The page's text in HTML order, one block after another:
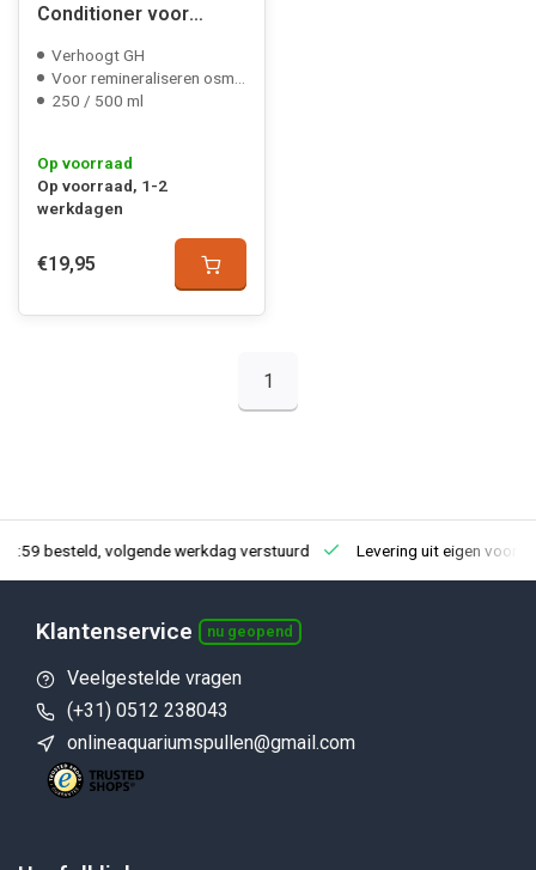
Conditioner voor
Verhoogt GH
Voor remineraliseren osmose/regenwater
250 / 500 ml
Op voorraad
Op voorraad, 1-2
werkdagen
€19,95
1
besteld, volgende werkdag verstuurd Levering uit eigen
Klantenservice nu geopend
Veelgestelde vragen
(+31) 0512 238043
onlineaquariumspullen@gmail.com